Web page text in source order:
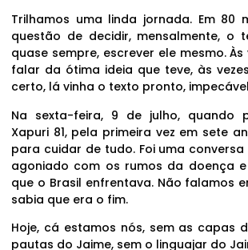
Trilhamos uma linda jornada. Em 80
questão de decidir, mensalmente, o
quase sempre, escrever ele mesmo.
falar da ótima ideia que teve, às
certo, lá vinha o texto pronto,
Na sexta-feira, 9 de julho, quando
Xapuri 81, pela primeira vez em sete
para cuidar de tudo. Foi uma
agoniado com os rumos da doença
que o Brasil enfrentava. Não falamos
sabia que era o fim.
Hoje, cá estamos nós, sem as capas
pautas do Jaime, sem o linguajar do